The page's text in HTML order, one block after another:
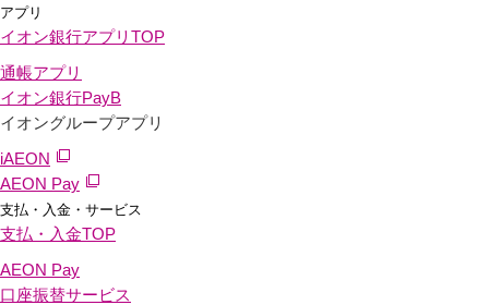
アプリ
イオン銀行アプリ TOP
通帳アプリ
イオン銀行PayB
イオングループアプリ
iAEON
AEON Pay
支払・入金・サービス
支払・入金TOP
AEON Pay
口座振替サービス